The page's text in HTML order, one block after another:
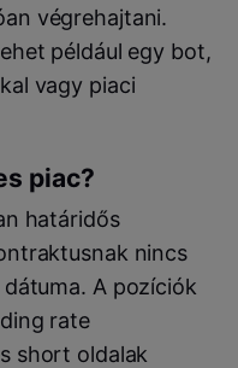
végrehajtani.
például egy bot,
vagy piaci
piac?
határidős
nincs
A pozíciók
rate
short oldalak